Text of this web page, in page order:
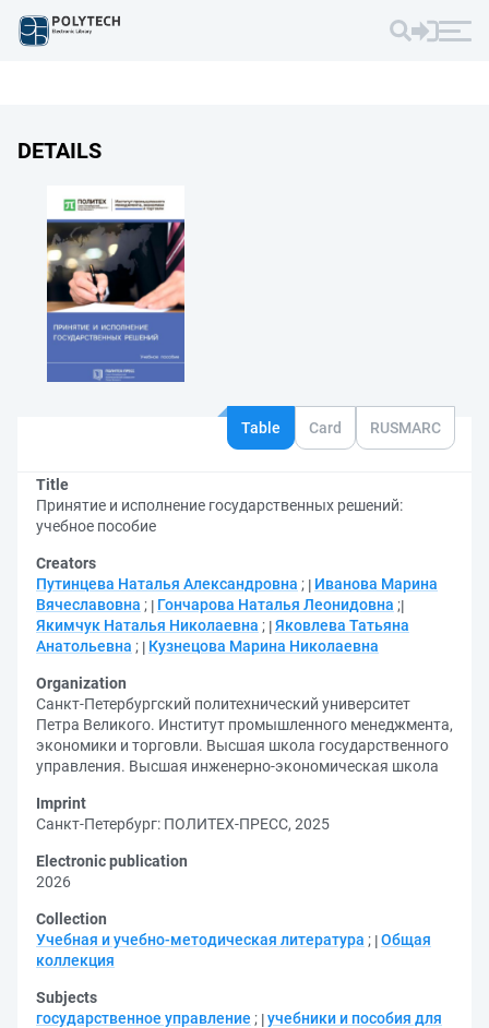
DETAILS
Table Card RUSMARC
Title
Принятие и исполнение государственных решений:
учебное пособие
Creators
Путинцева Наталья Александровна ;
Иванова Марина
Вячеславовна ; Гончарова Наталья Леонидовна ;
Якимчук Наталья Николаевна ; Яковлева Татьяна
Анатольевна ; Кузнецова Марина Николаевна
Organization
Санкт-Петербургский политехнический университет
Петра Великого. Институт промышленного менеджмента,
экономики и торговли. Высшая школа государственного
управления. Высшая инженерно-экономическая школа
Imprint
Санкт-Петербург: ПОЛИТЕХ-ПРЕСС, 2025
Electronic publication
2026
Collection
Учебная и учебно-методическая литература ; Общая
коллекция
Subjects
государственное управление ; учебники и пособия для